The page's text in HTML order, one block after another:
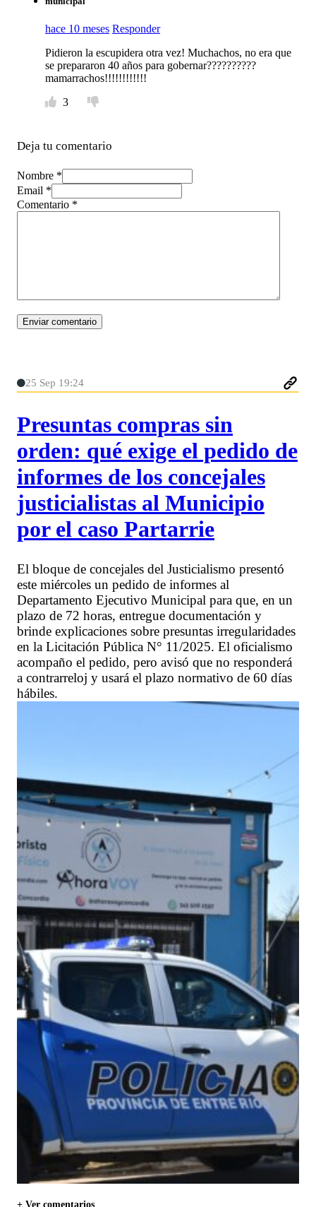
hace 10 meses Responder
Pidieron la escupidera otra vez! Muchachos, no era que
se prepararon 40 años para gobernar??????????
mamarrachos!!!!!!!!!!!!
3
Deja tu comentario
Nombre *
Email *
Comentario *
25 Sep 19:24
Presuntas compras sin
orden: qué exige el pedido de
informes de los concejales
justicialistas al Municipio
por el caso Partarrie
El bloque de concejales del Justicialismo presentó
este miércoles un pedido de informes al
Departamento Ejecutivo Municipal para que, en un
plazo de 72 horas, entregue documentación y
brinde explicaciones sobre presuntas irregularidades
en la Licitación Pública N° 11/2025. El oficialismo
acompaño el pedido, pero avisó que no responderá
a contrarreloj y usará el plazo normativo de 60 días
hábiles.
+ Ver comentarios